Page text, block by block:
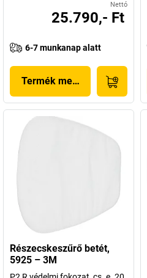
Nettó
25.790,- Ft
6-7 munkanap alatt
Termék megjelenítése
Részecskeszűrő betét,
5925 – 3M